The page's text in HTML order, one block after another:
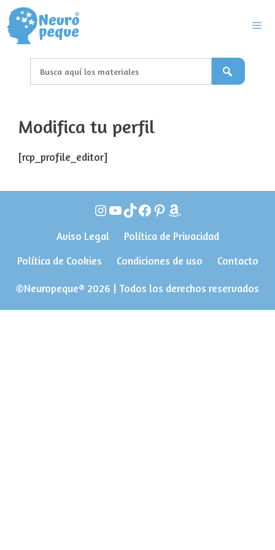
Saltar
al
contenido
Modifica tu perfil
[rcp_profile_editor]
Instagram
YouTube
TikTok
Facebook
Pinterest
Amazon
Aviso Legal
Política de Privacidad
Política de Cookies
Condiciones de uso Contacto
©Neuropeque® 2026 | Todos los derechos reservados